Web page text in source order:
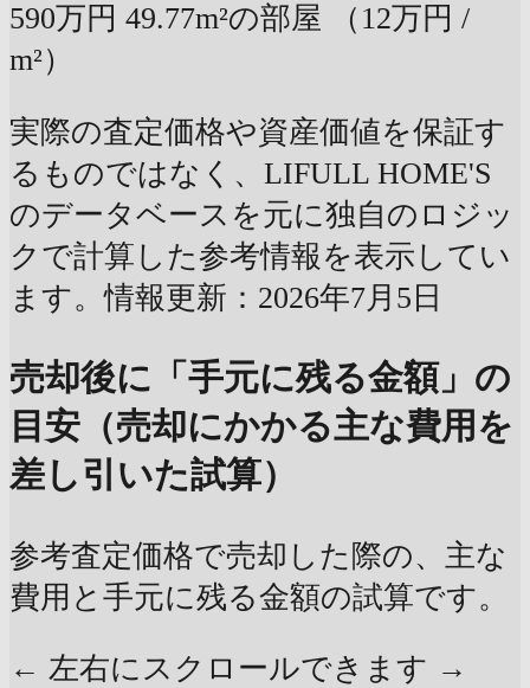
590万円 49.77m²の部屋
（12万円 /
m²）
実際の査定価格や資産価値を保証す
るものではなく、LIFULL HOME'S
のデータベースを元に独自のロジッ
クで計算した参考情報を表示してい
ます。情報更新：2026年7月5日
売却後に「手元に残る金額」の
目安（売却にかかる主な費用を
差し引いた試算）
参考査定価格で売却した際の、主な
費用と手元に残る金額の試算です。
← 左右にスクロールできます →